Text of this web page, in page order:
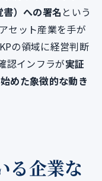
）への署名という
セット産業を手が
の領域に経営判断
認インフラが実証
めた象徴的な動き
る企業な